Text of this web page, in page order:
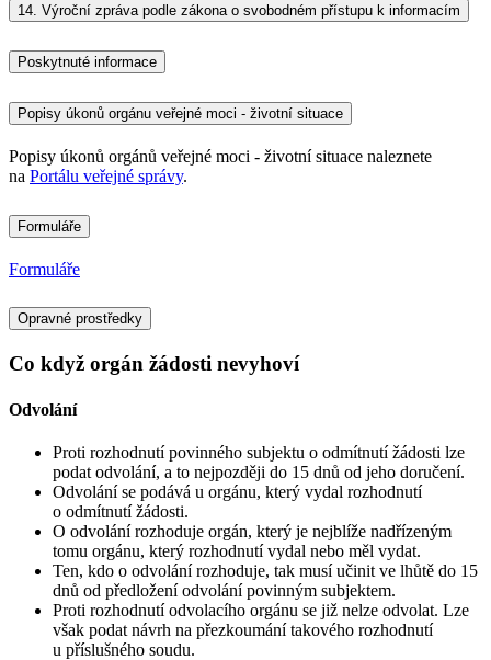
14. Výroční zpráva podle zákona o svobodném přístupu k informacím
Poskytnuté informace
Popisy úkonů orgánu veřejné moci - životní situace
Popisy úkonů orgánů veřejné moci - životní situace naleznete
na Portálu veřejné správy.
Formuláře
Formuláře
Opravné prostředky
Co když orgán žádosti nevyhoví
Odvolání
Proti rozhodnutí povinného subjektu o odmítnutí žádosti lze
podat odvolání, a to nejpozději do 15 dnů od jeho doručení.
Odvolání se podává u orgánu, který vydal rozhodnutí
o odmítnutí žádosti.
O odvolání rozhoduje orgán, který je nejblíže nadřízeným
tomu orgánu, který rozhodnutí vydal nebo měl vydat.
Ten, kdo o odvolání rozhoduje, tak musí učinit ve lhůtě do 15
dnů od předložení odvolání povinným subjektem.
Proti rozhodnutí odvolacího orgánu se již nelze odvolat. Lze
však podat návrh na přezkoumání takového rozhodnutí
u příslušného soudu.